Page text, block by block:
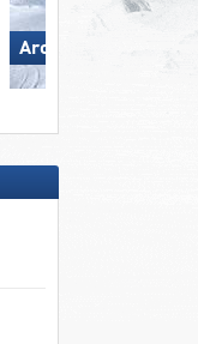
Arosa Lenzerheide